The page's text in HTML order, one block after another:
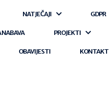
NATJEČAJI GDPR
NABAVA PROJEKTI
OBAVIJESTI KONTAKT